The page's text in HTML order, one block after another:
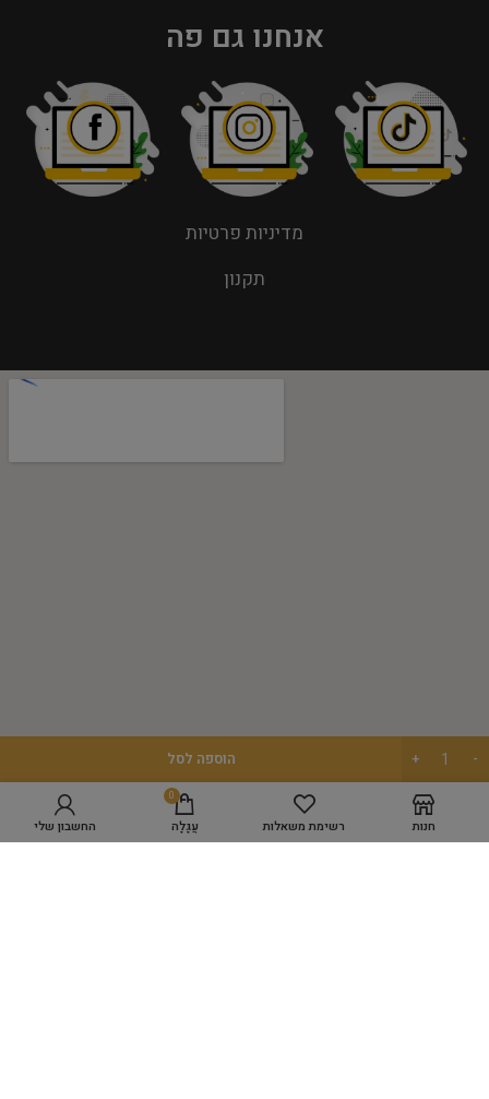
אנחנו גם פה
מדיניות פרטיות
תקנון
מפת אתר
GROOMING ACADEMY
הוספה לסל
חנות רשימת משאלות
0
עֲגָלָה החשבון שלי